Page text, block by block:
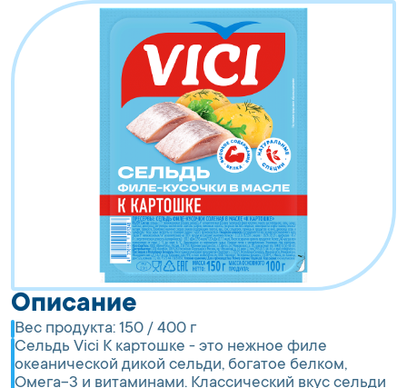
Описание
Вес продукта: 150 / 400 г
Сельдь Vici К картошке - это нежное филе
океанической дикой сельди, богатое белком,
Омега-3 и витаминами. Классический вкус сельди